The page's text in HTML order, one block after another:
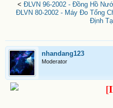
< ĐLVN 96-2002 - Đồng Hồ
ĐLVN 80-2002 - Máy Đo Tổng
Định
nhandang123
Moderator